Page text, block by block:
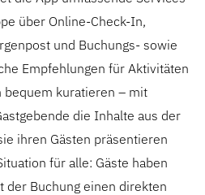
über Online-Check-In,
und Buchungs- sowie
Empfehlungen für Aktivitäten
bequem kuratieren – mit
die Inhalte aus der
ihren Gästen präsentieren
für alle: Gäste haben
der Buchung einen direkten